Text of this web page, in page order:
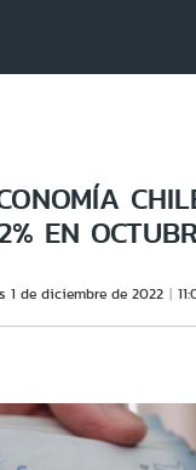
EN
1 de diciembre de 2022